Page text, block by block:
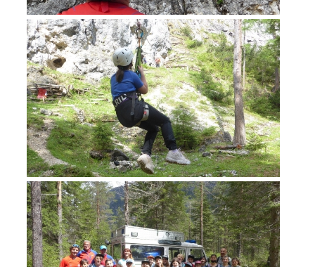
Formation
ACTIVITÉ